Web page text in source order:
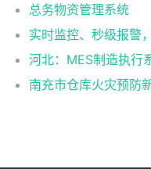
总务物资管理系统
河北：MES制造执行